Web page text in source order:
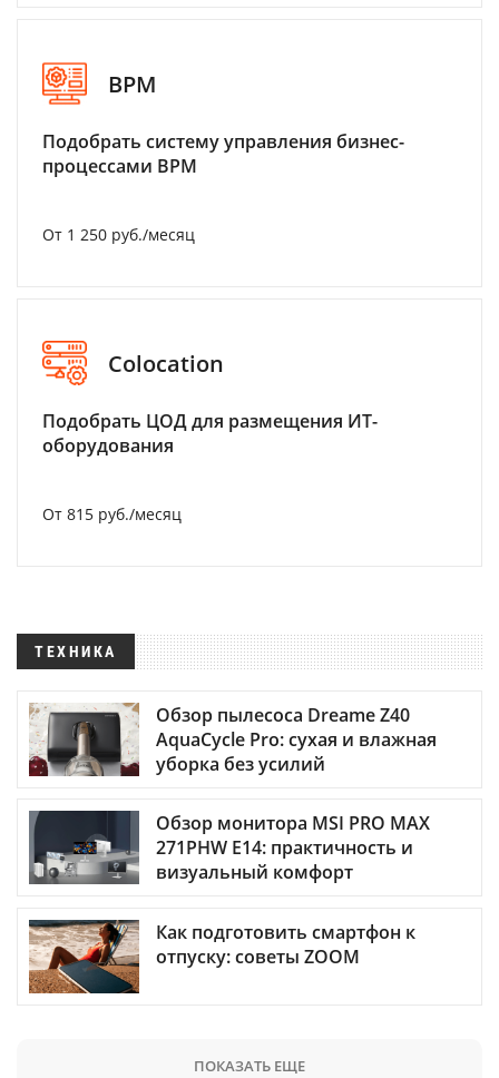
BPM
Подобрать систему управления бизнес-
процессами BPM
От 1 250 руб./месяц
Colocation
Подобрать ЦОД для размещения ИТ-
оборудования
От 815 руб./месяц
ТЕХНИКА
Обзор пылесоса Dreame Z40
AquaCycle Pro: сухая и влажная
уборка без усилий
Обзор монитора MSI PRO MAX
271PHW E14: практичность и
визуальный комфорт
Как подготовить смартфон к
отпуску: советы ZOOM
ПОКАЗАТЬ ЕЩЕ